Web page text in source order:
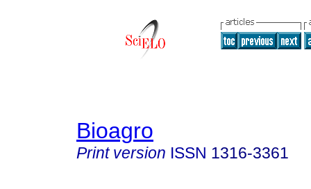
Bioagro
Print version ISSN 1316-3361